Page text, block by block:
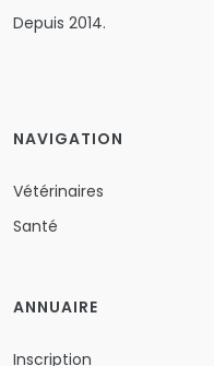
Depuis 2014.
NAVIGATION
Vétérinaires
Santé
ANNUAIRE
Inscription